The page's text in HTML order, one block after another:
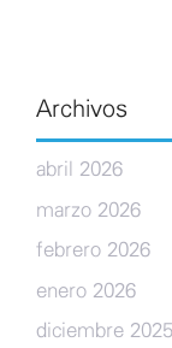
Archivos
abril 2026
marzo 2026
febrero 2026
enero 2026
diciembre 2025